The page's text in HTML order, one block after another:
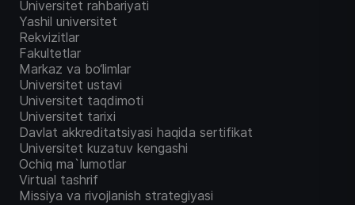
Universitet rahbariyati
Yashil universitet
Rekvizitlar
Fakultetlar
Markaz va bo‘limlar
Universitet ustavi
Universitet taqdimoti
Universitet tarixi
Davlat akkreditatsiyasi haqida sertifikat
Universitet kuzatuv kengashi
Ochiq ma`lumotlar
Virtual tashrif
Missiya va rivojlanish strategiyasi